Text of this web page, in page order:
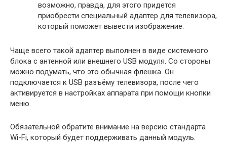
возможно, правда, для этого придется
приобрести специальный адаптер для телевизора,
который поможет вывести изображение.
Чаще всего такой адаптер выполнен в виде системного
блока с антенной или внешнего USB модуля. Со стороны
можно подумать, что это обычная флешка. Он
подключается к USB разъёму телевизора, после чего
активируется в настройках аппарата при помощи кнопки
меню.
Обязательной обратите внимание на версию стандарта
Wi-Fi, который будет поддерживать данный модуль.